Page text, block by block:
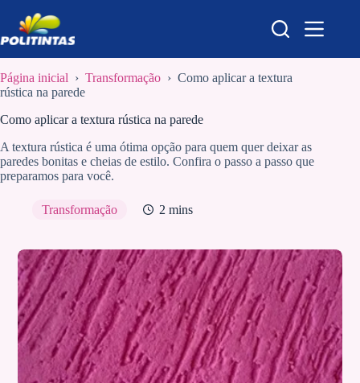
para
o
conteúdo
Página inicial › Transformação › Como aplicar a textura
rústica na parede
Como aplicar a textura rústica na parede
A textura rústica é uma ótima opção para quem quer deixar as
paredes bonitas e cheias de estilo. Confira o passo a passo que
preparamos para você.
Transformação 2 mins